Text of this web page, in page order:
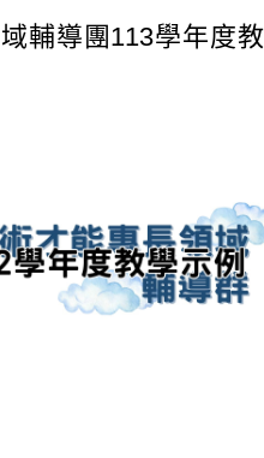
輔導團113學年度教